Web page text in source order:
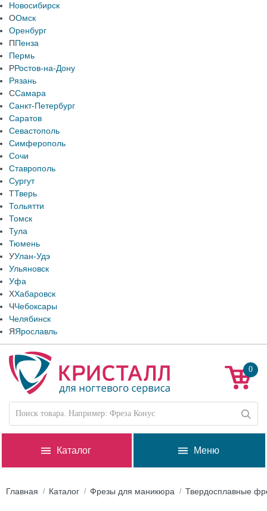
Новосибирск
ООмск
Оренбург
ППенза
Пермь
РРостов-на-Дону
Рязань
ССамара
Санкт-Петербург
Саратов
Севастополь
Симферополь
Сочи
Ставрополь
Сургут
ТТверь
Тольятти
Томск
Тула
Тюмень
УУлан-Удэ
Ульяновск
Уфа
ХХабаровск
ЧЧебоксары
Челябинск
ЯЯрославль
0
Каталог Меню
Главная Каталог Фрезы для маникюра Твердосплавные